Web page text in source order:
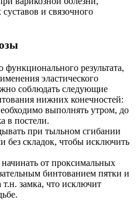
и связочного
результата,
эластического
соблюдать следующие
нижних конечностей:
выполнять утром, до
в постели.
при тыльном сгибании
складок, чтобы исключить
от проксимальных
бинтованием пятки и
замка, что исключит